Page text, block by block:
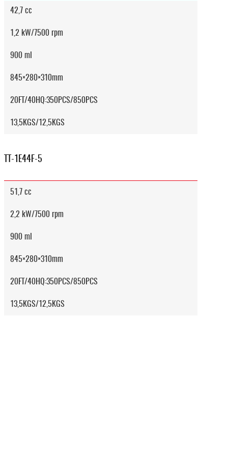
42,7 cc
1,2 kW/7500 rpm
900 ml
845×280×310mm
20FT/40HQ:350PCS/850PCS
13,5KGS/12,5KGS
TT-1E44F-5
51,7 cc
2,2 kW/7500 rpm
900 ml
845×280×310mm
20FT/40HQ:350PCS/850PCS
13,5KGS/12,5KGS